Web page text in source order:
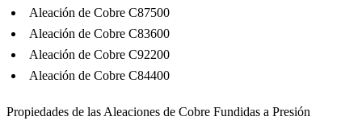
Aleación de Cobre C87500
Aleación de Cobre C83600
Aleación de Cobre C92200
Aleación de Cobre C84400
Propiedades de las Aleaciones de Cobre Fundidas a Presión